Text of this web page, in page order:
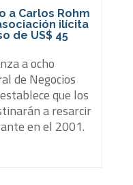
a Carlos Rohm
ilícita
de US$ 45
a ocho
de Negocios
que los
a resarcir
en el 2001.